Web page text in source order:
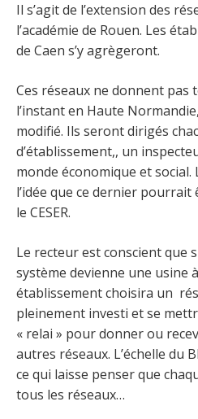
Il s’agit de l’extension des
l’académie de Rouen. Les
de Caen s’y agrègeront.
Ces réseaux ne donnent
l’instant en Haute
modifié. Ils seront dirigés
d’établissement,, un
monde économique et social.
l’idée que ce dernier
le CESER.
Le recteur est conscient que
système devienne une usine
établissement choisira un
pleinement investi et se
« relai » pour donner ou
autres réseaux. L’échelle du
ce qui laisse penser que
tous les réseaux…